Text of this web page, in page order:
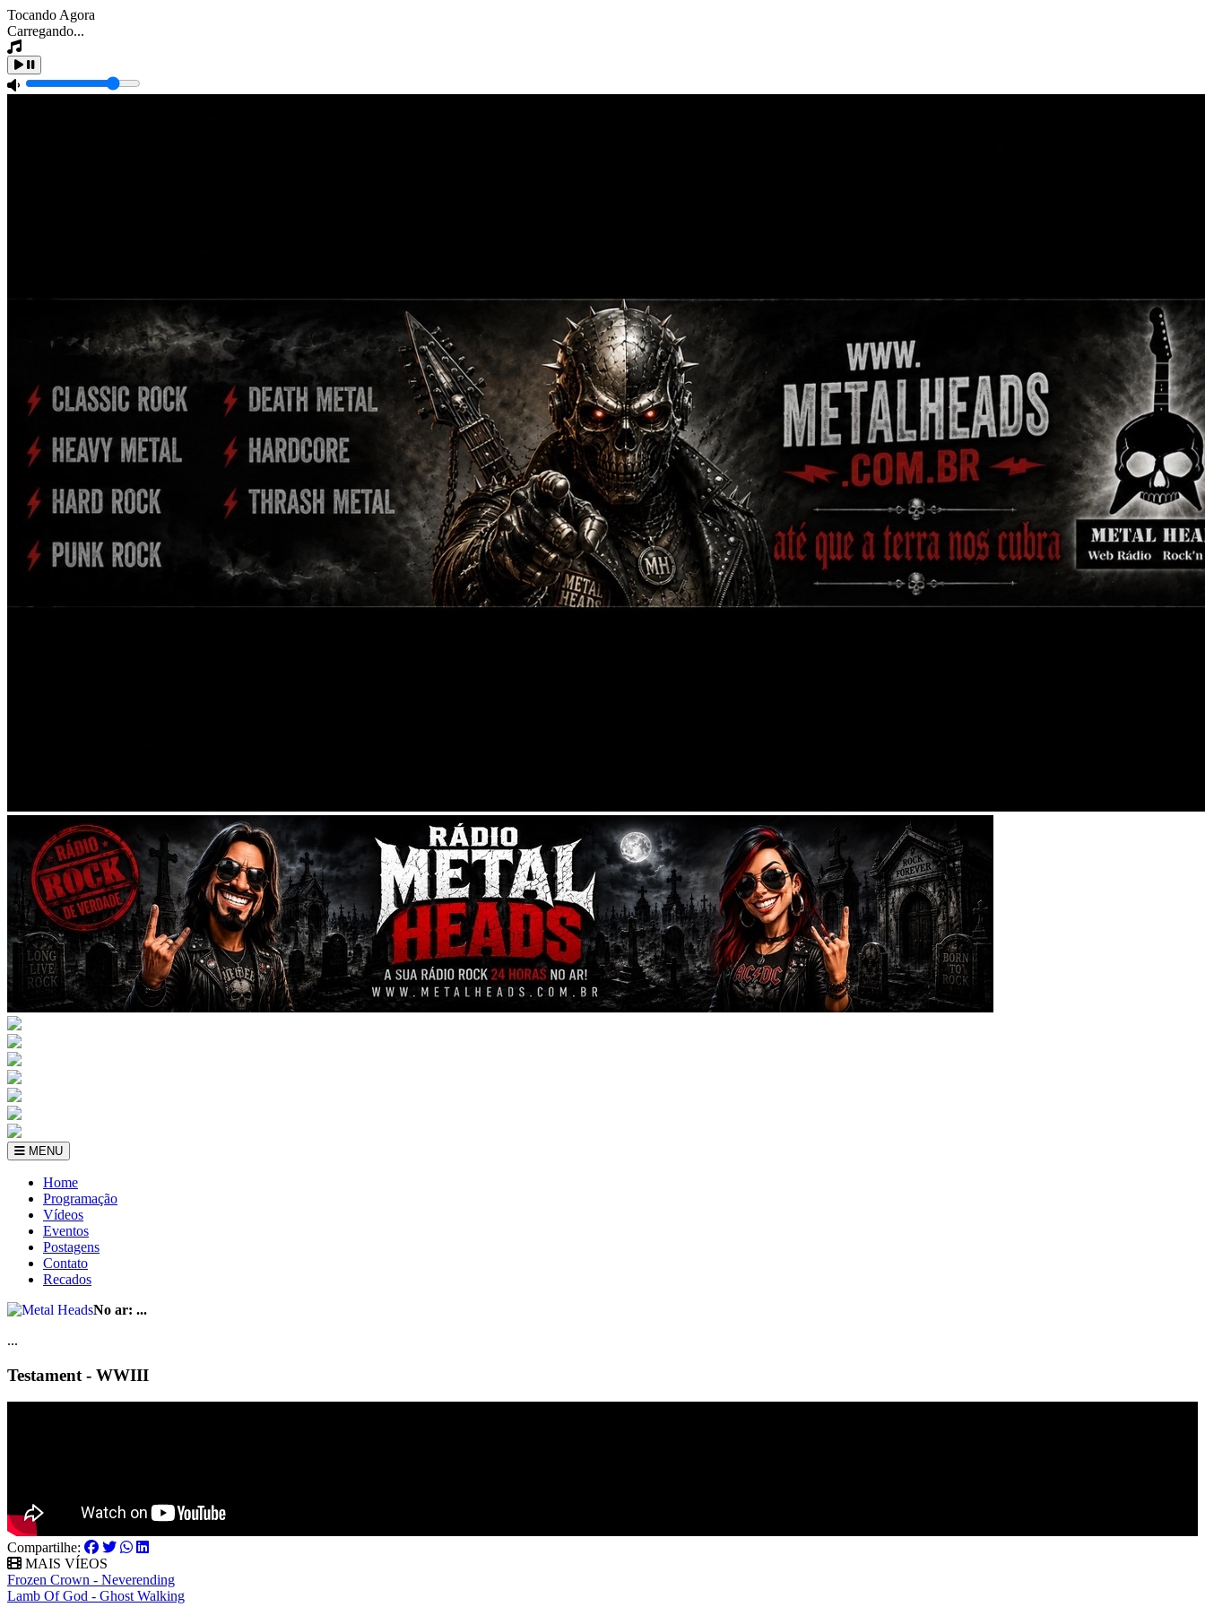
Tocando Agora
Carregando...
MENU
Home
Programação
Vídeos
Eventos
Postagens
Contato
Recados
No ar: ...
...
Testament - WWIII
Compartilhe:
MAIS VÍEOS
Frozen Crown - Neverending
Lamb Of God - Ghost Walking